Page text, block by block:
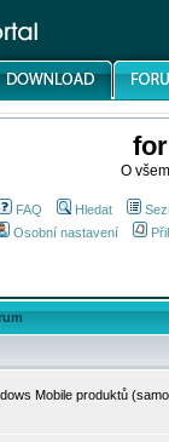
O
FAQ Hledat
Osobní nastavení
Mobile produktů